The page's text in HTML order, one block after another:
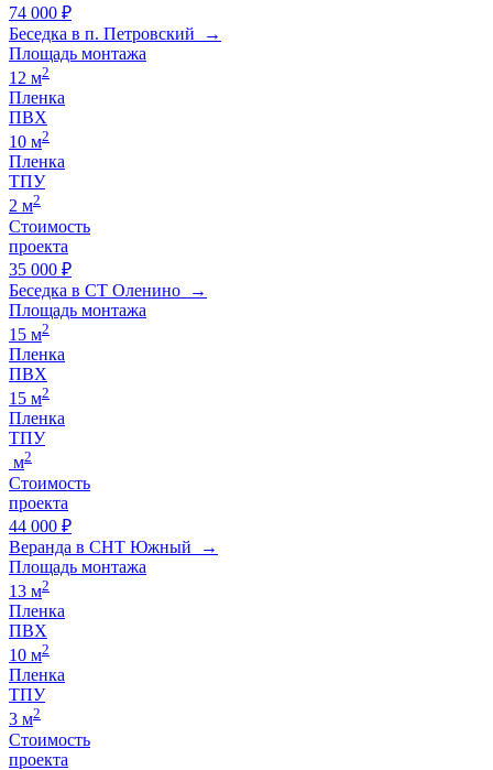
74 000 ₽
Беседка в п. Петровский →
Площадь монтажа
12 м2
Пленка
ПВХ
10 м2
Пленка
ТПУ
2 м2
Стоимость
проекта
35 000 ₽
Беседка в СТ Оленино →
Площадь монтажа
15 м2
Пленка
ПВХ
15 м2
Пленка
ТПУ
м2
Стоимость
проекта
44 000 ₽
Веранда в СНТ Южный →
Площадь монтажа
13 м2
Пленка
ПВХ
10 м2
Пленка
ТПУ
3 м2
Стоимость
проекта